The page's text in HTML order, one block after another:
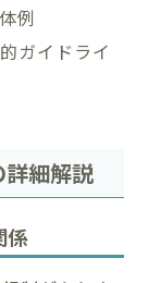
例
ガイドライ
細解説
係